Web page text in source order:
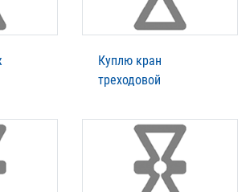
Куплю кран
треходовой